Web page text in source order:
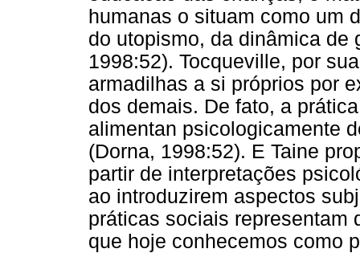
humanas o situam como um
do utopismo, da dinâmica de
1998:52). Tocqueville, por
armadilhas a si próprios por
dos demais. De fato, a
alimentan psicologicamente
(Dorna, 1998:52). E Taine
partir de interpretações
ao introduzirem aspectos
práticas sociais representam
que hoje conhecemos como